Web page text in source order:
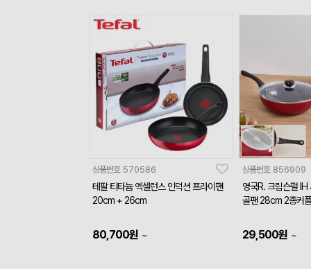
상품번호 570586
테팔 티타늄 엑셀런스 인덕션 프라이팬
20cm + 26cm
80,700원 ~
상품번호 856909
영국R. 크림슨펄
골팬 28cm 2종커
29,500원 ~